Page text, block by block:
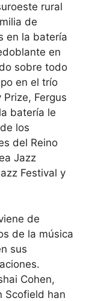
rural
de
en la batería
en
sobre todo
en el trío
Fergus
batería le
los
del Reino
Jazz
Festival y
de
de la música
sus
Cohen,
Scofield han